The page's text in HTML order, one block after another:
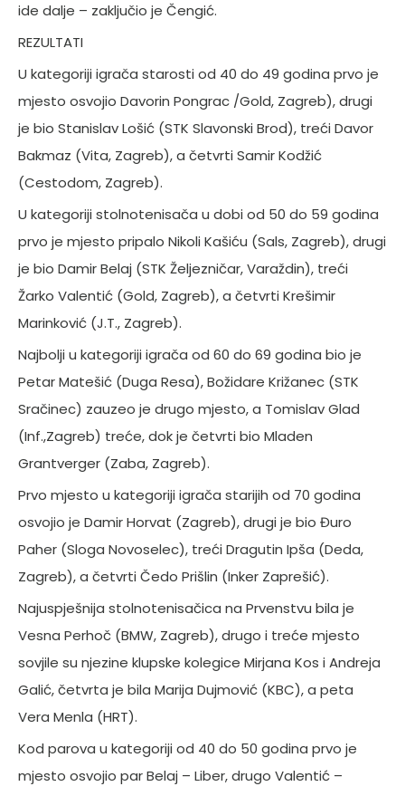
ide dalje – zaključio je Čengić.
REZULTATI
U kategoriji igrača starosti od 40 do 49 godina prvo je
mjesto osvojio Davorin Pongrac /Gold, Zagreb), drugi
je bio Stanislav Lošić (STK Slavonski Brod), treći Davor
Bakmaz (Vita, Zagreb), a četvrti Samir Kodžić
(Cestodom, Zagreb).
U kategoriji stolnotenisača u dobi od 50 do 59 godina
prvo je mjesto pripalo Nikoli Kašiću (Sals, Zagreb), drugi
je bio Damir Belaj (STK Željezničar, Varaždin), treći
Žarko Valentić (Gold, Zagreb), a četvrti Krešimir
Marinković (J.T., Zagreb).
Najbolji u kategoriji igrača od 60 do 69 godina bio je
Petar Matešić (Duga Resa), Božidare Križanec (STK
Sračinec) zauzeo je drugo mjesto, a Tomislav Glad
(Inf.,Zagreb) treće, dok je četvrti bio Mladen
Grantverger (Zaba, Zagreb).
Prvo mjesto u kategoriji igrača starijih od 70 godina
osvojio je Damir Horvat (Zagreb), drugi je bio Đuro
Paher (Sloga Novoselec), treći Dragutin Ipša (Deda,
Zagreb), a četvrti Čedo Prišlin (Inker Zaprešić).
Najuspješnija stolnotenisačica na Prvenstvu bila je
Vesna Perhoč (BMW, Zagreb), drugo i treće mjesto
sovjile su njezine klupske kolegice Mirjana Kos i Andreja
Galić, četvrta je bila Marija Dujmović (KBC), a peta
Vera Menla (HRT).
Kod parova u kategoriji od 40 do 50 godina prvo je
mjesto osvojio par Belaj – Liber, drugo Valentić –